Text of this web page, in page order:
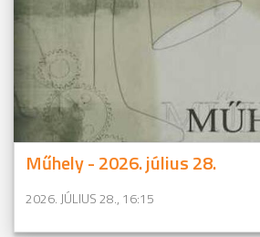
Műhely - 2026. július 28.
2026. JÚLIUS 28., 16:15